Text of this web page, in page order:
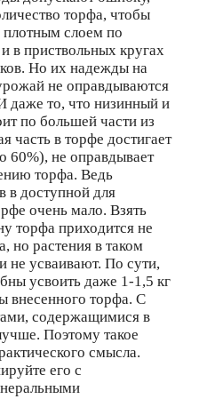
торфа, чтобы
плотным слоем по
в приствольных кругах
Но их надежды на
не оправдываются
даже то, что низинный и
по большей части из
часть в торфе достигает
60%), не оправдывает
торфа. Ведь
в доступной для
очень мало. Взять
торфа приходится не
но растения в таком
не усваивают. По сути,
усвоить даже 1-1,5 кг
внесенного торфа. С
содержащимися в
Поэтому такое
смысла.
его с